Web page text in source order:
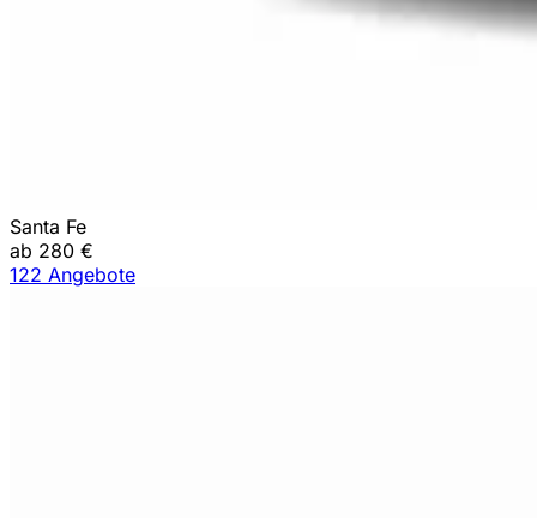
Santa Fe
ab 280 €
122 Angebote